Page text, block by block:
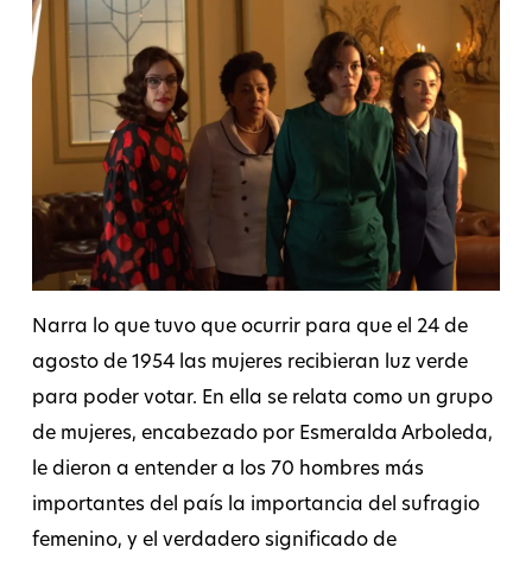
Narra lo que tuvo que ocurrir para que el 24 de
agosto de 1954 las mujeres recibieran luz verde
para poder votar. En ella se relata como un grupo
de mujeres, encabezado por Esmeralda Arboleda,
le dieron a entender a los 70 hombres más
importantes del país la importancia del sufragio
femenino, y el verdadero significado de